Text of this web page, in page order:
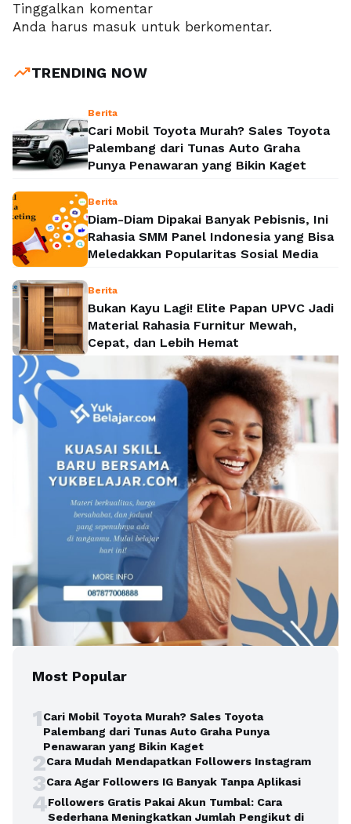
Tinggalkan komentar
Anda harus masuk untuk berkomentar.
trending_upTRENDING NOW
Berita
Cari Mobil Toyota Murah? Sales Toyota
Palembang dari Tunas Auto Graha
Punya Penawaran yang Bikin Kaget
Berita
Diam-Diam Dipakai Banyak Pebisnis, Ini
Rahasia SMM Panel Indonesia yang Bisa
Meledakkan Popularitas Sosial Media
Berita
Bukan Kayu Lagi! Elite Papan UPVC Jadi
Material Rahasia Furnitur Mewah,
Cepat, dan Lebih Hemat
Most Popular
1Cari Mobil Toyota Murah? Sales Toyota
Palembang dari Tunas Auto Graha Punya
Penawaran yang Bikin Kaget
2Cara Mudah Mendapatkan Followers Instagram
3Cara Agar Followers IG Banyak Tanpa Aplikasi
4Followers Gratis Pakai Akun Tumbal: Cara
Sederhana Meningkatkan Jumlah Pengikut di